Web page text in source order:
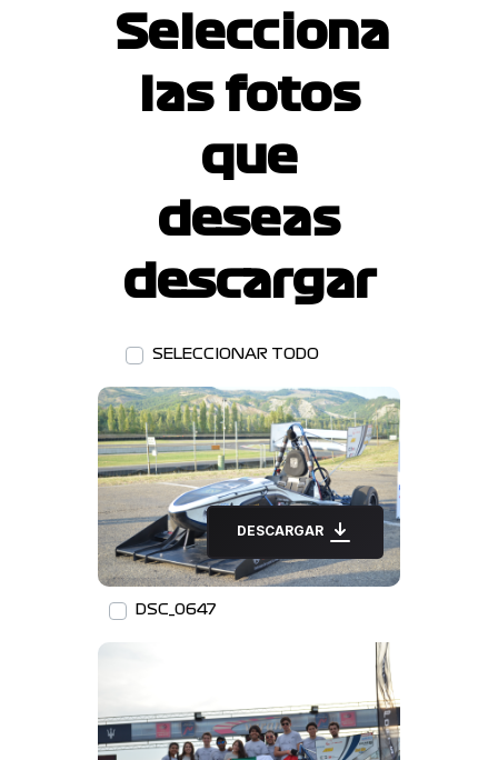
Selecciona
las fotos
que
deseas
descargar
SELECCIONAR TODO
DESCARGAR
DSC_0647